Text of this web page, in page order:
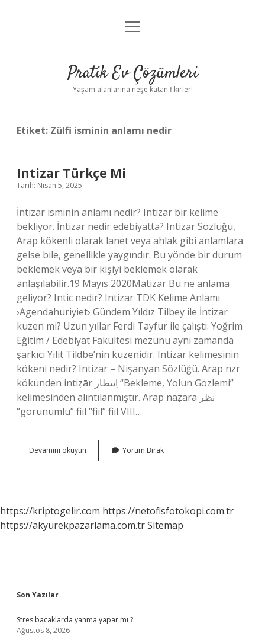
Anasayfa
Yasal Uyarı
menüyü
Pratik Ev Çözümleri
Yaşam alanlarına neşe katan fikirler!
Etiket: Zülfi isminin anlamı nedir
Intizar Türkçe Mi
Tarih: Nisan 5, 2025
İntizar isminin anlamı nedir? Intizar bir kelime
bekliyor. İntizar nedir edebiyatta? Intizar Sözlüğü,
Arap kökenli olarak lanet veya ahlak gibi anlamlara
gelse bile, genellikle yaygındır. Bu yönde bir durum
beklemek veya bir kişiyi beklemek olarak
anlaşılabilir.19 Mayıs 2020Matizar Bu ne anlama
geliyor? Intic nedir? Intizar TDK Kelime Anlamı
›Agendahuriyiet› Gündem Yıldız Tilbey ile İntizar
kuzen mi? Uzun yıllar Ferdi Tayfur ile çalıştı. Yoğrim
Eğitim / Edebiyat Fakültesi mezunu aynı zamanda
şarkıcı Yılit Tildbe’nin kuzenidir. Intizar kelimesinin
kökeni nedir? Intizar – Nişanyan Sözlüğü. Arap nẓr
kökünden intiẓār اِنتظار “Bekleme, Yolun Gözlemi”
kelimesinden alıntılanmıştır. Arap naẓara نظر
“görünümlü” fiil “fiil” fiil VIII…
Devamını okuyun
Türkçe
Yorum Bırak
https://kriptogelir.com https://netofisfotokopi.com.tr
https://akyurekpazarlama.com.trSitemap
Sidebar
Son Yazılar
Stres bacaklarda yanma yapar mı ?
Ağustos 8, 2026